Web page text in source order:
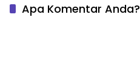
Apa Komentar Anda?